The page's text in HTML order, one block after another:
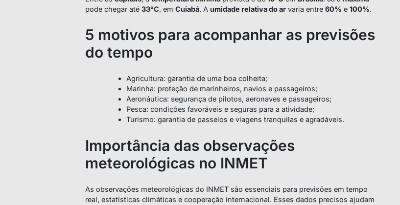
pode chegar até 33°C, em Cuiabá. A umidade relativa do ar varia entre 60% e 100%.
5 motivos para acompanhar as previsões
do tempo
Agricultura: garantia de uma boa colheita;
Marinha: proteção de marinheiros, navios e passageiros;
Aeronáutica: segurança de pilotos, aeronaves e passageiros;
Pesca: condições favoráveis e seguras para a atividade;
Turismo: garantia de passeios e viagens tranquilas e agradáveis.
Importância das observações
meteorológicas no INMET
As observações meteorológicas do INMET são essenciais para previsões em tempo
real, estatísticas climáticas e cooperação internacional. Esses dados precisos ajudam